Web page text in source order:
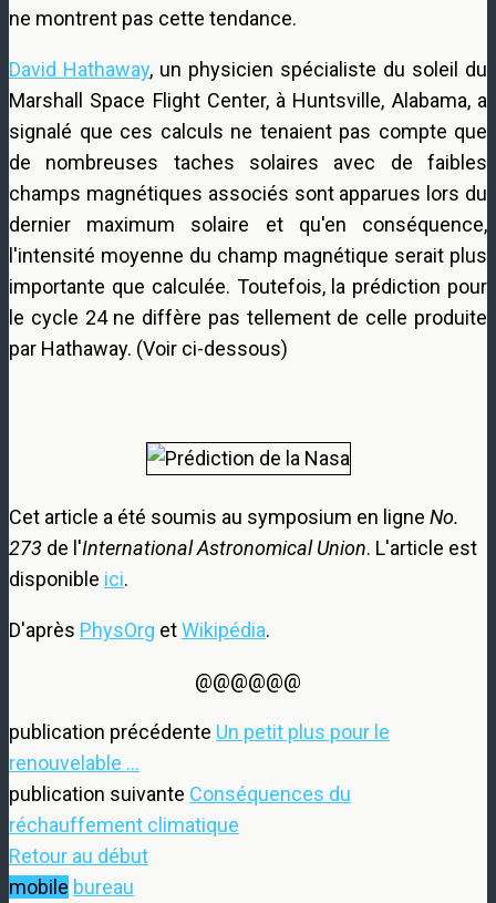
ne montrent pas cette tendance.
David Hathaway, un physicien spécialiste du soleil du
Marshall Space Flight Center, à Huntsville, Alabama, a
signalé que ces calculs ne tenaient pas compte que
de nombreuses taches solaires avec de faibles
champs magnétiques associés sont apparues lors du
dernier maximum solaire et qu'en conséquence,
l'intensité moyenne du champ magnétique serait plus
importante que calculée. Toutefois, la prédiction pour
le cycle 24 ne diffère pas tellement de celle produite
par Hathaway. (Voir ci-dessous)
Cet article a été soumis au symposium en ligne No.
273 de l'International Astronomical Union. L'article est
disponible ici.
D'après PhysOrg etWikipédia.
@@@@@@
publication précédente Un petit plus pour le
renouvelable ...
publication suivante Conséquences du
réchauffement climatique
Retour au début
mobile bureau